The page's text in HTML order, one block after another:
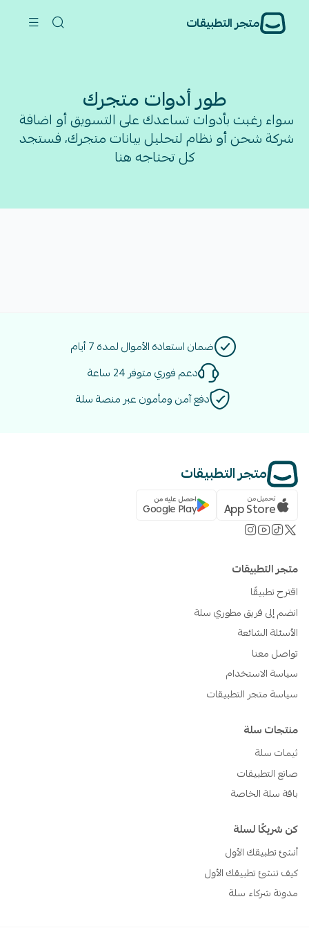
متجر التطبيقات
طور أدوات متجرك
كل تحتاجه هنا
ضمان استعادة الأموال لمدة 7 أيام
دعم فوري متوفر 24 ساعة
دفع آمن ومأمون عبر منصة سلة
متجر التطبيقات
تحميل من
App Store احصل عليه من
Google Play
متجر التطبيقات
اقترح تطبيقًا
انضم إلى فريق مطوري سلة
الأسئلة الشائعة
تواصل معنا
سياسة الاستخدام
سياسة متجر التطبيقات
منتجات سلة
ثيمات سلة
صانع التطبيقات
باقة سلة الخاصة
كن شريكًا لسلة
أنشئ تطبيقك الأول
كيف تنشئ تطبيقك الأول
مدونة شركاء سلة